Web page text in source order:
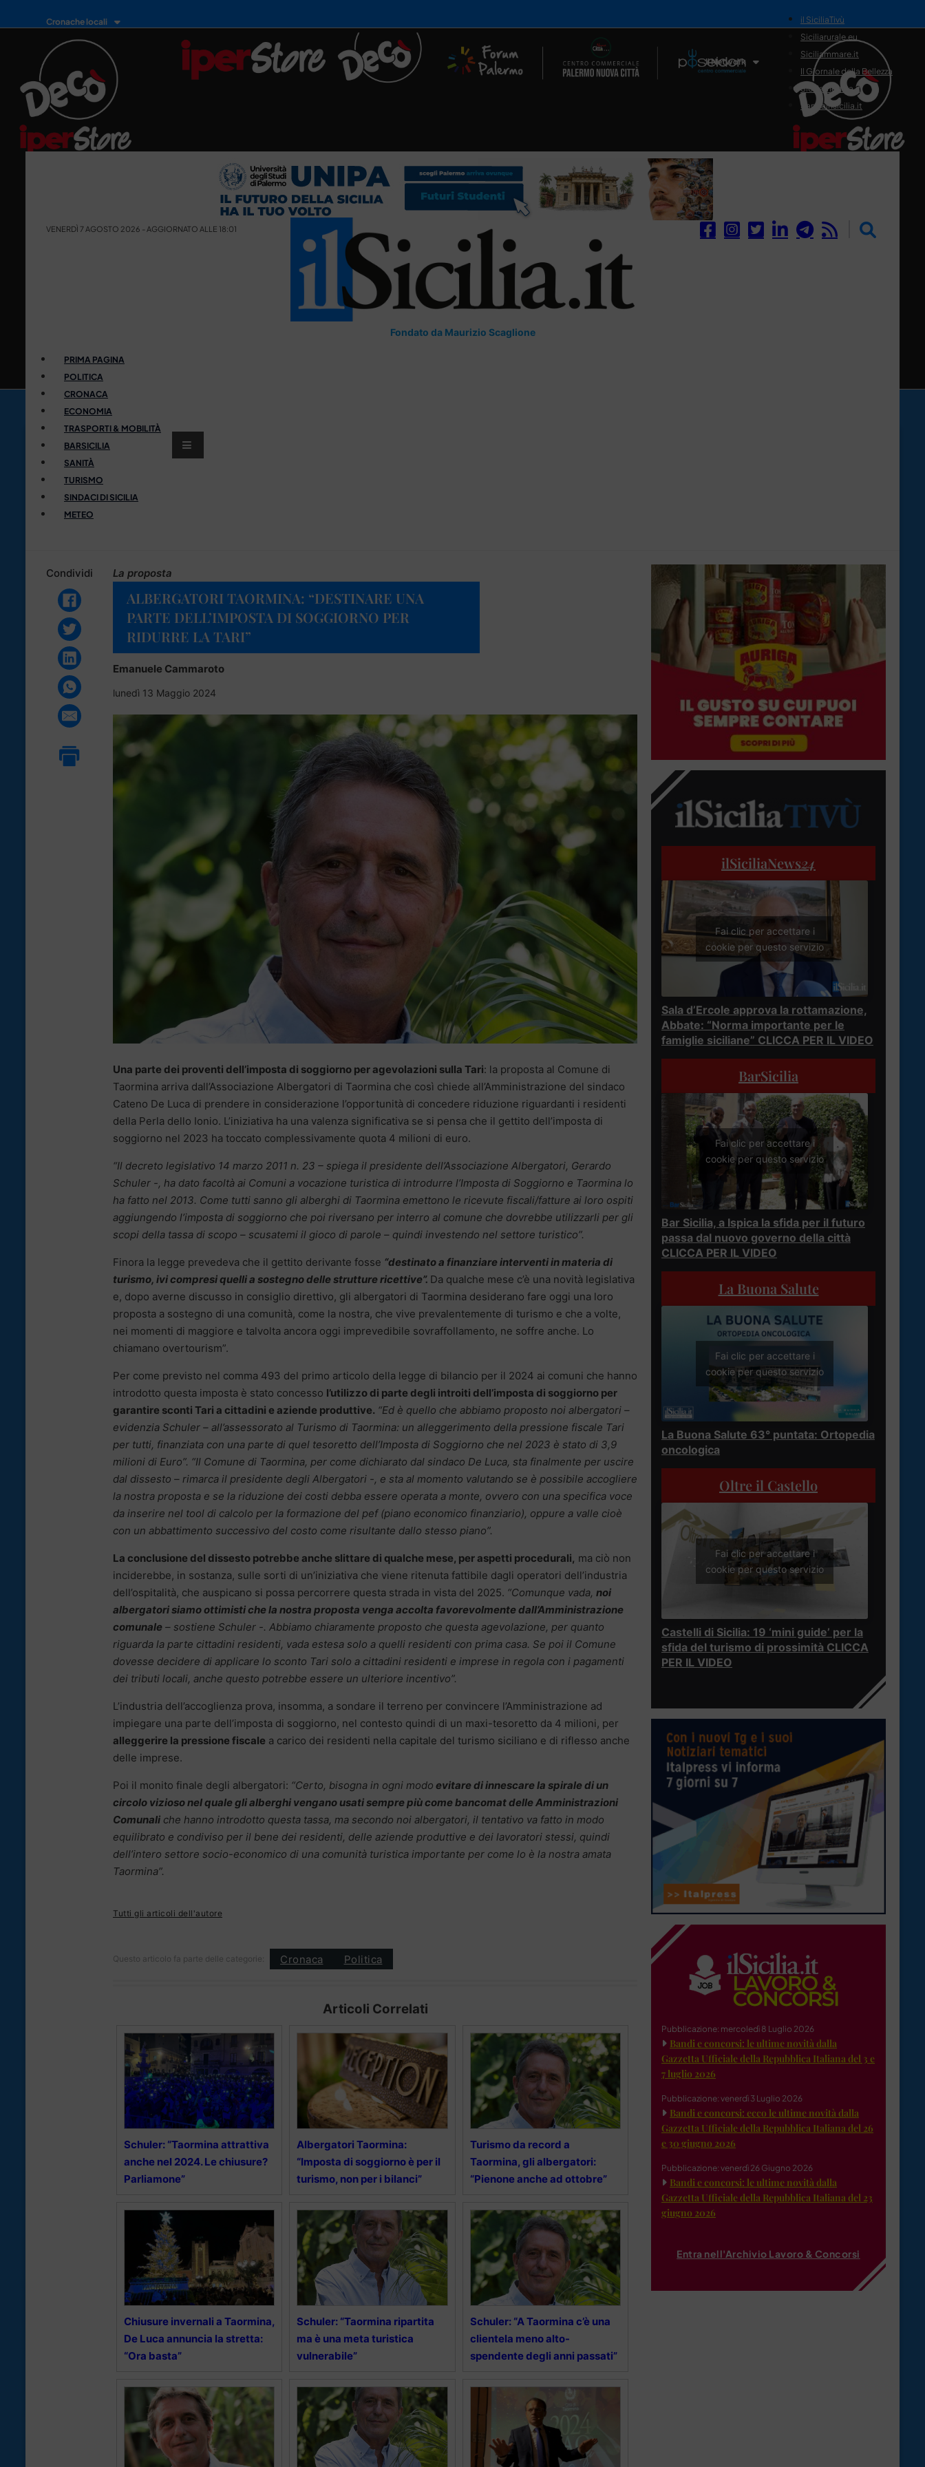
Cronache locali
Il Network
il SiciliaTivù
Siciliarurale.eu
Siciliammare.it
Il Giornale della Bellezza
Siciliamedica.it
Sanitainsicilia.it
VENERDÌ 7 AGOSTO 2026 - AGGIORNATO ALLE 18:01
Fondato da Maurizio Scaglione
PRIMA PAGINA
POLITICA
CRONACA
ECONOMIA
TRASPORTI & MOBILITÀ
BARSICILIA
SANITÀ
TURISMO
SINDACI DI SICILIA
METEO
Condividi La proposta
ALBERGATORI TAORMINA: “DESTINARE UNA
PARTE DELL’IMPOSTA DI SOGGIORNO PER
RIDURRE LA TARI”
Emanuele Cammaroto
lunedì 13 Maggio 2024
Una parte dei proventi dell’imposta di soggiorno per agevolazioni sulla Tari: la proposta al Comune di
Taormina arriva dall’Associazione Albergatori di Taormina che così chiede all’Amministrazione del sindaco
Cateno De Luca di prendere in considerazione l’opportunità di concedere riduzione riguardanti i residenti
della Perla dello Ionio. L’iniziativa ha una valenza significativa se si pensa che il gettito dell’imposta di
soggiorno nel 2023 ha toccato complessivamente quota 4 milioni di euro.
“Il decreto legislativo 14 marzo 2011 n. 23 – spiega il presidente dell’Associazione Albergatori, Gerardo
Schuler -, ha dato facoltà ai Comuni a vocazione turistica di introdurre l’Imposta di Soggiorno e Taormina lo
ha fatto nel 2013. Come tutti sanno gli alberghi di Taormina emettono le ricevute fiscali/fatture ai loro ospiti
aggiungendo l’imposta di soggiorno che poi riversano per interro al comune che dovrebbe utilizzarli per gli
scopi della tassa di scopo – scusatemi il gioco di parole – quindi investendo nel settore turistico”.
Finora la legge prevedeva che il gettito derivante fosse “destinato a finanziare interventi in materia di
turismo, ivi compresi quelli a sostegno delle strutture ricettive”. Da qualche mese c’è una novità legislativa
e, dopo averne discusso in consiglio direttivo, gli albergatori di Taormina desiderano fare oggi una loro
proposta a sostegno di una comunità, come la nostra, che vive prevalentemente di turismo e che a volte,
nei momenti di maggiore e talvolta ancora oggi imprevedibile sovraffollamento, ne soffre anche. Lo
chiamano overtourism”.
Per come previsto nel comma 493 del primo articolo della legge di bilancio per il 2024 ai comuni che hanno
introdotto questa imposta è stato concesso l’utilizzo di parte degli introiti dell’imposta di soggiorno per
garantire sconti Tari a cittadini e aziende produttive. “Ed è quello che abbiamo proposto noi albergatori –
evidenzia Schuler – all’assessorato al Turismo di Taormina: un alleggerimento della pressione fiscale Tari
per tutti, finanziata con una parte di quel tesoretto dell’Imposta di Soggiorno che nel 2023 è stato di 3,9
milioni di Euro”. “Il Comune di Taormina, per come dichiarato dal sindaco De Luca, sta finalmente per uscire
dal dissesto – rimarca il presidente degli Albergatori -, e sta al momento valutando se è possibile accogliere
la nostra proposta e se la riduzione dei costi debba essere operata a monte, ovvero con una specifica voce
da inserire nel tool di calcolo per la formazione del pef (piano economico finanziario), oppure a valle cioè
con un abbattimento successivo del costo come risultante dallo stesso piano”.
La conclusione del dissesto potrebbe anche slittare di qualche mese, per aspetti procedurali, ma ciò non
inciderebbe, in sostanza, sulle sorti di un’iniziativa che viene ritenuta fattibile dagli operatori dell’industria
dell’ospitalità, che auspicano si possa percorrere questa strada in vista del 2025. “Comunque vada, noi
albergatori siamo ottimisti che la nostra proposta venga accolta favorevolmente dall’Amministrazione
comunale – sostiene Schuler -. Abbiamo chiaramente proposto che questa agevolazione, per quanto
riguarda la parte cittadini residenti, vada estesa solo a quelli residenti con prima casa. Se poi il Comune
dovesse decidere di applicare lo sconto Tari solo a cittadini residenti e imprese in regola con i pagamenti
dei tributi locali, anche questo potrebbe essere un ulteriore incentivo”.
L’industria dell’accoglienza prova, insomma, a sondare il terreno per convincere l’Amministrazione ad
impiegare una parte dell’imposta di soggiorno, nel contesto quindi di un maxi-tesoretto da 4 milioni, per
alleggerire la pressione fiscale a carico dei residenti nella capitale del turismo siciliano e di riflesso anche
delle imprese.
Poi il monito finale degli albergatori: “Certo, bisogna in ogni modo evitare di innescare la spirale di un
circolo vizioso nel quale gli alberghi vengano usati sempre più come bancomat delle Amministrazioni
Comunali che hanno introdotto questa tassa, ma secondo noi albergatori, il tentativo va fatto in modo
equilibrato e condiviso per il bene dei residenti, delle aziende produttive e dei lavoratori stessi, quindi
dell’intero settore socio-economico di una comunità turistica importante per come lo è la nostra amata
Taormina”.
Tutti gli articoli dell'autore
Questo articolo fa parte delle categorie: Cronaca Politica
Articoli Correlati
Schuler: “Taormina attrattiva
anche nel 2024. Le chiusure?
Parliamone”
Albergatori Taormina:
“Imposta di soggiorno è per il
turismo, non per i bilanci”
Turismo da record a
Taormina, gli albergatori:
“Pienone anche ad ottobre”
Chiusure invernali a Taormina,
De Luca annuncia la stretta:
“Ora basta”
Schuler: “Taormina ripartita
ma è una meta turistica
vulnerabile”
Schuler: “A Taormina c’è una
clientela meno alto-
spendente degli anni passati”
ilSiciliaNews24
Fai clic per accettare i
cookie per questo servizio
Sala d’Ercole approva la rottamazione,
Abbate: “Norma importante per le
famiglie siciliane” CLICCA PER IL VIDEO
BarSicilia
Fai clic per accettare i
cookie per questo servizio
Bar Sicilia, a Ispica la sfida per il futuro
passa dal nuovo governo della città
CLICCA PER IL VIDEO
La Buona Salute
Fai clic per accettare i
cookie per questo servizio
La Buona Salute 63° puntata: Ortopedia
oncologica
Oltre il Castello
Fai clic per accettare i
cookie per questo servizio
Castelli di Sicilia: 19 ‘mini guide’ per la
sfida del turismo di prossimità CLICCA
PER IL VIDEO
Pubblicazione: mercoledì 8 Luglio 2026
Bandi e concorsi: le ultime novità dalla
Gazzetta Ufficiale della Repubblica Italiana del 3 e
7 luglio 2026
Pubblicazione: venerdì 3 Luglio 2026
Bandi e concorsi: ecco le ultime novità dalla
Gazzetta Ufficiale della Repubblica Italiana del 26
e 30 giugno 2026
Pubblicazione: venerdì 26 Giugno 2026
Bandi e concorsi: le ultime novità dalla
Gazzetta Ufficiale della Repubblica Italiana del 23
giugno 2026
Entra nell'Archivio Lavoro & Concorsi